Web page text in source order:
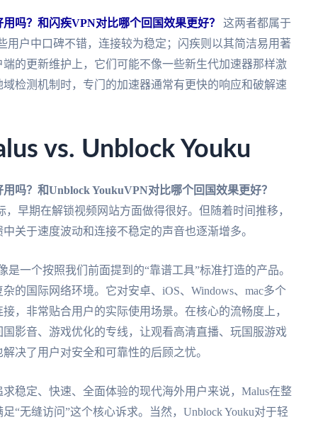
吗？和闪疾VPN对比哪个回国效果更好？
这两者都属于
用户中口碑不错，连接较为稳定；闪疾则以其简洁易用著
的更新维护上，它们可能不像一些新生代加速器那样激
检测机制时，专门的加速器通常有更快的响应和破解速
vs. Unblock Youku
吗？和Unblock YoukuVPN对比哪个回国效果更好？
早期在解锁视频网站方面做得很好。但随着时间推移，
关于速度波动和连接不稳定的声音也逐渐增多。
一个按照我们前面提到的“靠谱工具”标准打造的产品。
的国际网络环境。它对安卓、iOS、Windows、mac多个
，非常贴合用户的实际使用场景。在核心的流畅度上，
影音、游戏优化的专线，让观看高清直播、玩国服游戏
决了用户对安全和可靠性的后顾之忧。
稳定、快速、全面体验的现代海外用户来说，Malus在整
“无缝访问”这个核心诉求。当然，Unblock Youku对于轻